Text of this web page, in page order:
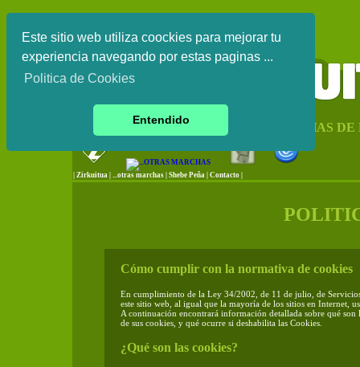
Este sitio web utiliza coockies para mejorar tu
experiencia navegando por estas paginas ...
Politica de Cookies
Entendido
CIRCUITO DE MARCHAS
Zirkuitua ...otras marchas Shebe Peña Contacto
Cómo cumplir con la normativa de cookies
En cumplimiento de la Ley 34/2002, de 11 de julio, de
este sitio web, al igual que la mayoría de los sitios en Internet,
A continuación encontrará información detallada sobre qué
de sus cookies, y qué ocurre si deshabilita las Cookies.
¿Qué son las cookies?